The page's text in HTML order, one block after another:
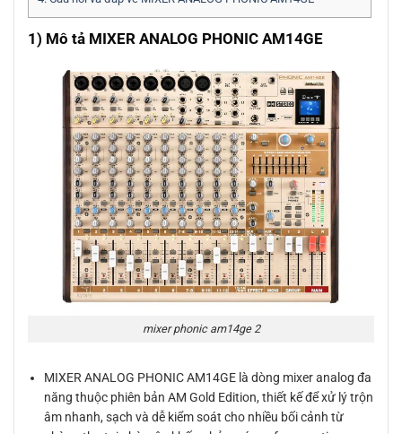
1) Mô tả MIXER ANALOG PHONIC AM14GE
mixer phonic am14ge 2
MIXER ANALOG PHONIC AM14GE là dòng mixer analog đa
năng thuộc phiên bản AM Gold Edition, thiết kế để xử lý trộn
âm nhanh, sạch và dễ kiểm soát cho nhiều bối cảnh từ